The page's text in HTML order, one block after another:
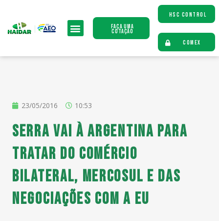
Faça uma
Cotação
HSC CONTROL
COMEX
23/05/2016 10:53
Serra vai à Argentina para
tratar do comércio
bilateral, Mercosul e das
negociações com a EU